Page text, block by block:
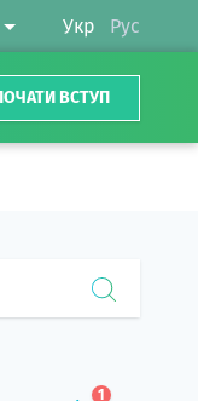
Укр Рус
ВСТУП
1